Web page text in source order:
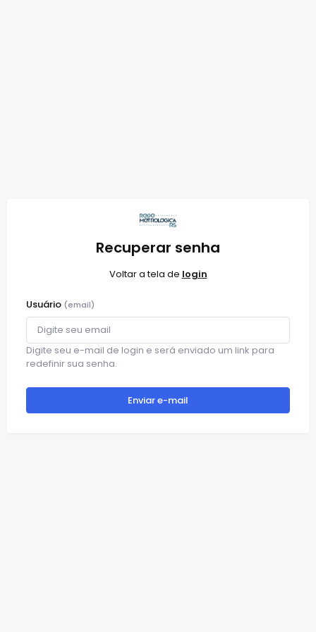
Recuperar senha
Voltar a tela de login
Usuário (email)
Digite seu e-mail de login e será enviado um link para
redefinir sua senha.
Enviar e-mail